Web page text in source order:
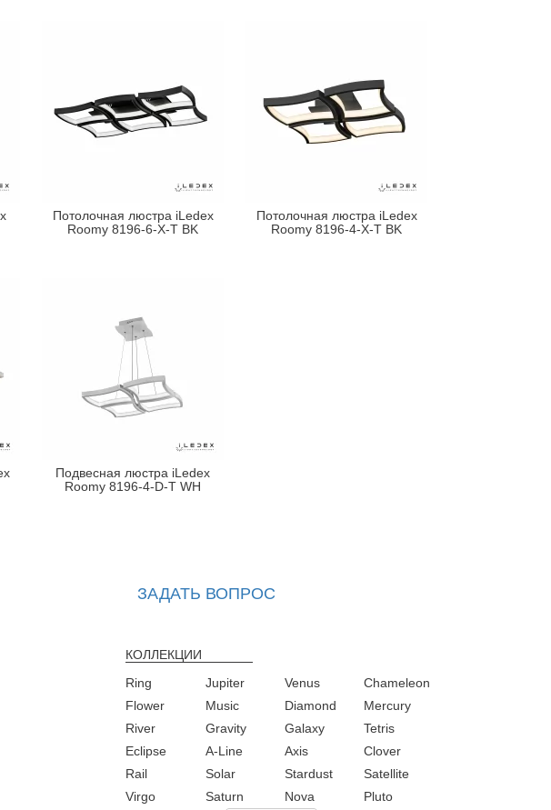
Потолочная люстра iLedex
Roomy 8196-6-X-T BK
Потолочная люстра iLedex
Roomy 8196-4-X-T BK
Подвесная люстра iLedex
Roomy 8196-4-D-T WH
ЗАДАТЬ ВОПРОС
КОЛЛЕКЦИИ
Ring
Flower
Jupiter
Music
Venus
Diamond
Chameleon
Mercury
River
Eclipse
Gravity
A-Line
Galaxy
Axis
Tetris
Clover
Rail
Virgo
Solar
Saturn
Stardust
Nova
Satellite
Pluto